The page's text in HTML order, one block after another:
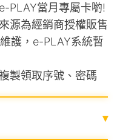
PLAY當月專屬卡喲!
源為經銷商授權販售
護，e-PLAY系統暫
製領取序號、密碼
▾